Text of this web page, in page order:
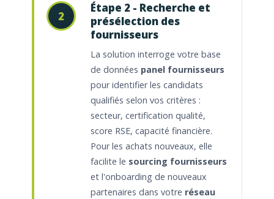
2
Étape 2 - Recherche et
présélection des
fournisseurs
La solution interroge votre base
de données panel fournisseurs
pour identifier les candidats
qualifiés selon vos critères :
secteur, certification qualité,
score RSE, capacité financière.
Pour les achats nouveaux, elle
facilite le sourcing fournisseurs
et l'onboarding de nouveaux
partenaires dans votre réseau